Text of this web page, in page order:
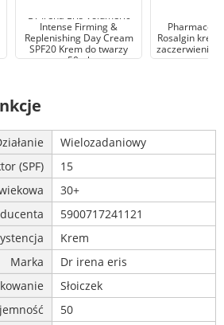
Dr Irena Eris Volumeric
Intense Firming &
Replenishing Day Cream
SPF20 Krem do twarzy
50ml
Rosalgin krem
zaczerwienia
Wielozadaniowy
(SPF)
15
30+
5900717241121
Krem
Marka
Dr irena eris
Słoiczek
50